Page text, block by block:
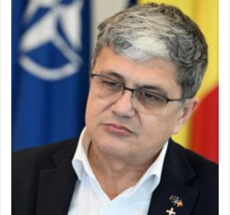
ANUNŢ OPRIRE APĂ în CARANSEBEȘ avarie
ANUNȚ OPRIRE APĂ în Reșița, cartier Țerova – avarie – 04.08.2026